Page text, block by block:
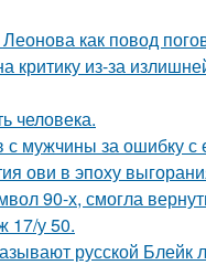
как повод
критику из-за
человека.
мужчины за ошибку с
ови в эпоху
90-х, смогла
17/у 50.
русской Блейк